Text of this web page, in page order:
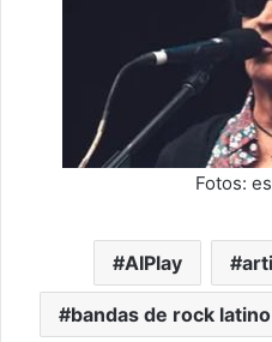
Fotos:
AIPlay
bandas de rock latino